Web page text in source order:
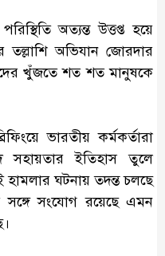
অত্যন্ত উত্তপ্ত হয়ে
তল্লাশি অভিযান জোরদার
খুঁজতে শত শত মানুষকে
ভারতীয় কর্মকর্তারা
সহায়তার ইতিহাস তুলে
হামলার ঘটনায় তদন্ত চলছে
সঙ্গে সংযোগ রয়েছে এমন